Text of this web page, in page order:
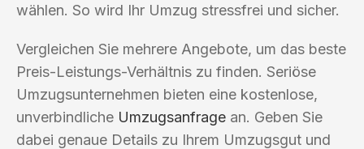
wählen. So wird Ihr Umzug stressfrei und sicher.
Vergleichen Sie mehrere Angebote, um das beste
Preis-Leistungs-Verhältnis zu finden. Seriöse
Umzugsunternehmen bieten eine kostenlose,
unverbindliche Umzugsanfrage an. Geben Sie
dabei genaue Details zu Ihrem Umzugsgut und